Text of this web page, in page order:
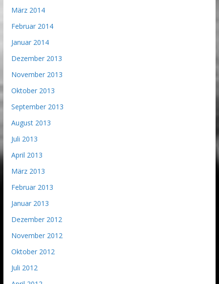
März 2014
Februar 2014
Januar 2014
Dezember 2013
November 2013
Oktober 2013
September 2013
August 2013
Juli 2013
April 2013
März 2013
Februar 2013
Januar 2013
Dezember 2012
November 2012
Oktober 2012
Juli 2012